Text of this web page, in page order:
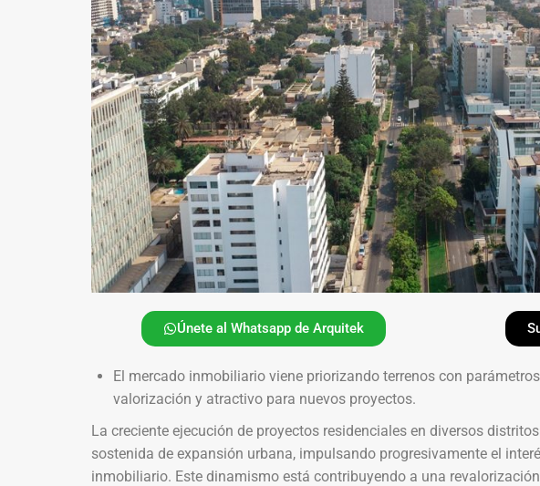
Únete al Whatsapp de Arquitek
El mercado inmobiliario viene priorizando terrenos con
valorización y atractivo para nuevos proyectos.
La creciente ejecución de proyectos residenciales en diversos
sostenida de expansión urbana, impulsando progresivamente el
inmobiliario. Este dinamismo está contribuyendo a una